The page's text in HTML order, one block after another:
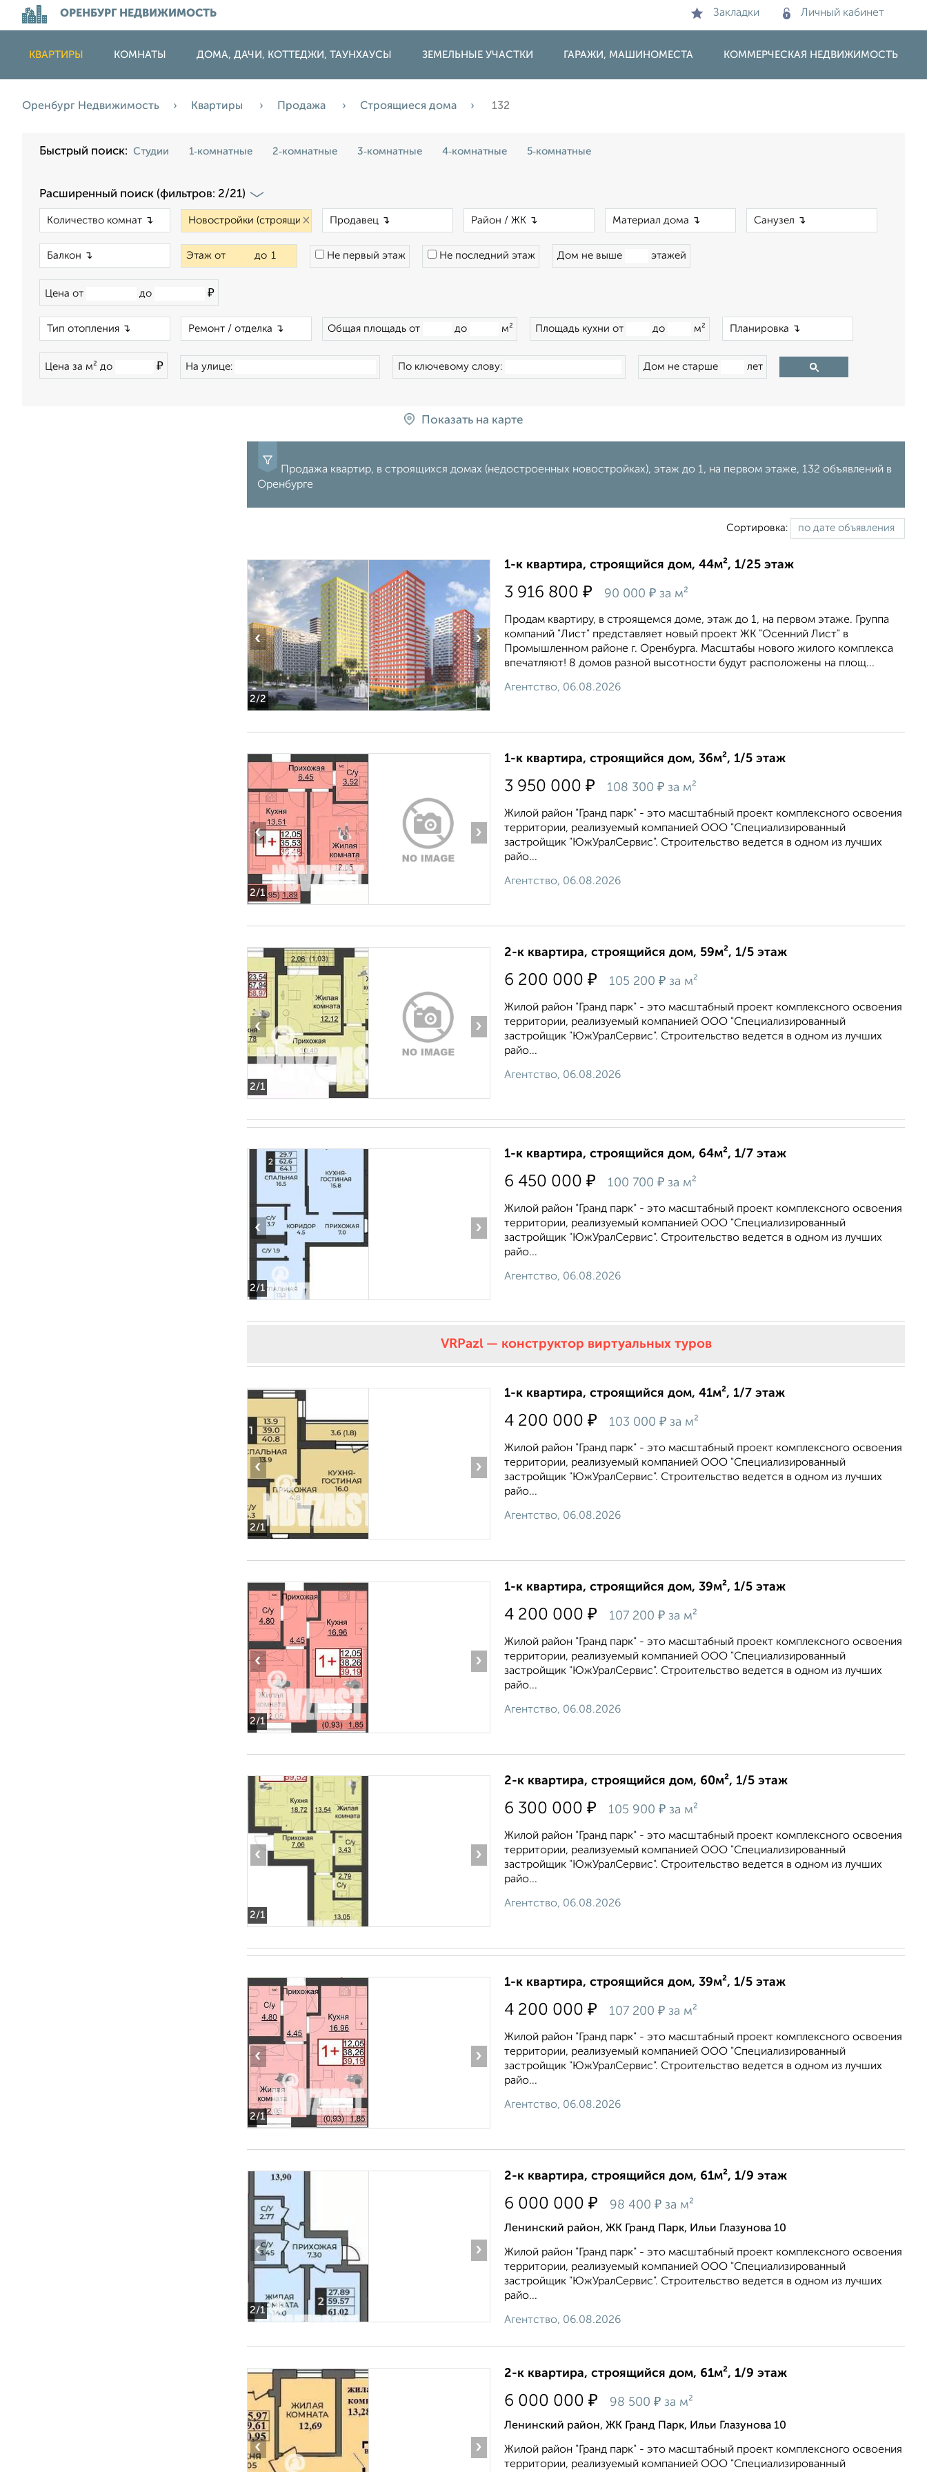
ОРЕНБУРГ НЕДВИЖИМОСТЬ Закладки Личный кабинет
КВАРТИРЫ КОМНАТЫ ДОМА, ДАЧИ, КОТТЕДЖИ, ТАУНХАУСЫ ЗЕМЕЛЬНЫЕ УЧАСТКИ ГАРАЖИ, МАШИНОМЕСТА КОММЕРЧЕСКАЯ НЕДВИЖИМОСТЬ
Оренбург Недвижимость Квартиры Продажа Строящиеся дома 132
Быстрый поиск: Студии 1‑комнатные 2‑комнатные 3‑комнатные 4‑комнатные 5‑комнатные
Расширенный поиск (фильтров: 2/21)
×
Этаж от до Не первый этаж Не последний этаж Дом не выше этажей
Цена от до ₽
Общая площадь от до м² Площадь кухни от до м²
Цена за м² до ₽ На улице: По ключевому слову: Дом не старше лет
Показать на карте
Продажа квартир, в строящихся домах (недостроенных новостройках), этаж до 1, на первом этаже, 132 объявлений в
Оренбурге
Сортировка:
2/2
‹ ›
1-к квартира, строящийся дом, 44м², 1/25 этаж
3 916 800 ₽ 90 000 ₽ за м²
Продам квартиру, в строящемся доме, этаж до 1, на первом этаже. Группа
компаний "Лист" представляет новый проект ЖК "Осенний Лист" в
Промышленном районе г. Оренбурга. Масштабы нового жилого комплекса
впечатляют! 8 домов разной высотности будут расположены на площ...
Агентство, 06.08.2026
2/1
‹ ›
1-к квартира, строящийся дом, 36м², 1/5 этаж
3 950 000 ₽ 108 300 ₽ за м²
Жилой район "Гранд парк" - это масштабный проект комплексного освоения
территории, реализуемый компанией ООО "Специализированный
застройщик "ЮжУралСервис". Строительство ведется в одном из лучших
райо...
Агентство, 06.08.2026
2/1
‹ ›
2-к квартира, строящийся дом, 59м², 1/5 этаж
6 200 000 ₽ 105 200 ₽ за м²
Жилой район "Гранд парк" - это масштабный проект комплексного освоения
территории, реализуемый компанией ООО "Специализированный
застройщик "ЮжУралСервис". Строительство ведется в одном из лучших
райо...
Агентство, 06.08.2026
2/1
‹ ›
1-к квартира, строящийся дом, 64м², 1/7 этаж
6 450 000 ₽ 100 700 ₽ за м²
Жилой район "Гранд парк" - это масштабный проект комплексного освоения
территории, реализуемый компанией ООО "Специализированный
застройщик "ЮжУралСервис". Строительство ведется в одном из лучших
райо...
Агентство, 06.08.2026
VRPazl — конструктор виртуальных туров
2/1
‹ ›
1-к квартира, строящийся дом, 41м², 1/7 этаж
4 200 000 ₽ 103 000 ₽ за м²
Жилой район "Гранд парк" - это масштабный проект комплексного освоения
территории, реализуемый компанией ООО "Специализированный
застройщик "ЮжУралСервис". Строительство ведется в одном из лучших
райо...
Агентство, 06.08.2026
2/1
‹ ›
1-к квартира, строящийся дом, 39м², 1/5 этаж
4 200 000 ₽ 107 200 ₽ за м²
Жилой район "Гранд парк" - это масштабный проект комплексного освоения
территории, реализуемый компанией ООО "Специализированный
застройщик "ЮжУралСервис". Строительство ведется в одном из лучших
райо...
Агентство, 06.08.2026
2/1
‹ ›
2-к квартира, строящийся дом, 60м², 1/5 этаж
6 300 000 ₽ 105 900 ₽ за м²
Жилой район "Гранд парк" - это масштабный проект комплексного освоения
территории, реализуемый компанией ООО "Специализированный
застройщик "ЮжУралСервис". Строительство ведется в одном из лучших
райо...
Агентство, 06.08.2026
2/1
‹ ›
1-к квартира, строящийся дом, 39м², 1/5 этаж
4 200 000 ₽ 107 200 ₽ за м²
Жилой район "Гранд парк" - это масштабный проект комплексного освоения
территории, реализуемый компанией ООО "Специализированный
застройщик "ЮжУралСервис". Строительство ведется в одном из лучших
райо...
Агентство, 06.08.2026
2/1
‹ ›
2-к квартира, строящийся дом, 61м², 1/9 этаж
6 000 000 ₽ 98 400 ₽ за м²
Ленинский район, ЖК Гранд Парк, Ильи Глазунова 10
Жилой район "Гранд парк" - это масштабный проект комплексного освоения
территории, реализуемый компанией ООО "Специализированный
застройщик "ЮжУралСервис". Строительство ведется в одном из лучших
райо...
Агентство, 06.08.2026
‹ ›
2-к квартира, строящийся дом, 61м², 1/9 этаж
6 000 000 ₽ 98 500 ₽ за м²
Ленинский район, ЖК Гранд Парк, Ильи Глазунова 10
Жилой район "Гранд парк" - это масштабный проект комплексного освоения
территории, реализуемый компанией ООО "Специализированный